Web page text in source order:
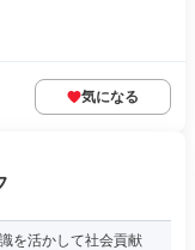
気になる
を活かして社会貢献